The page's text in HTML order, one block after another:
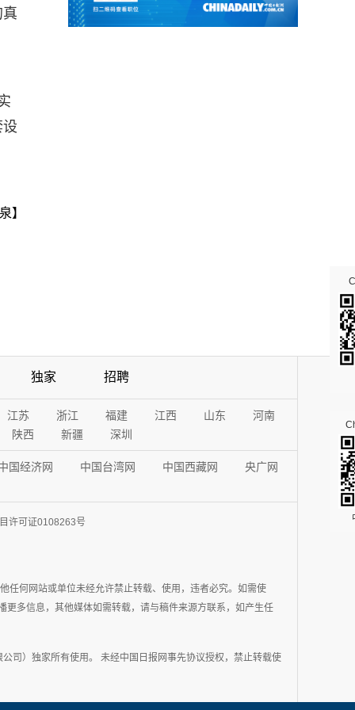
】
独家 招聘
江苏 浙江 福建 江西 山东
河南
陕西
新疆 深圳
国经济网 中国台湾网 中国西藏网 央广网
许可证0108263号
任何网站或单位未经允许禁止转载、使用，违者必究。如需使
多信息，其他媒体如需转载，请与稿件来源方联系，如产生任
司）独家所有使用。 未经中国日报网事先协议授权，禁止转载使